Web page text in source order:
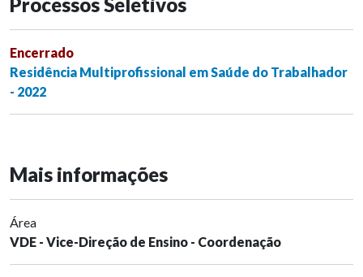
Encerrado
Residência Multiprofissional em Saúde do Trabalhador
- 2022
Mais informações
Área
VDE - Vice-Direção de Ensino - Coordenação